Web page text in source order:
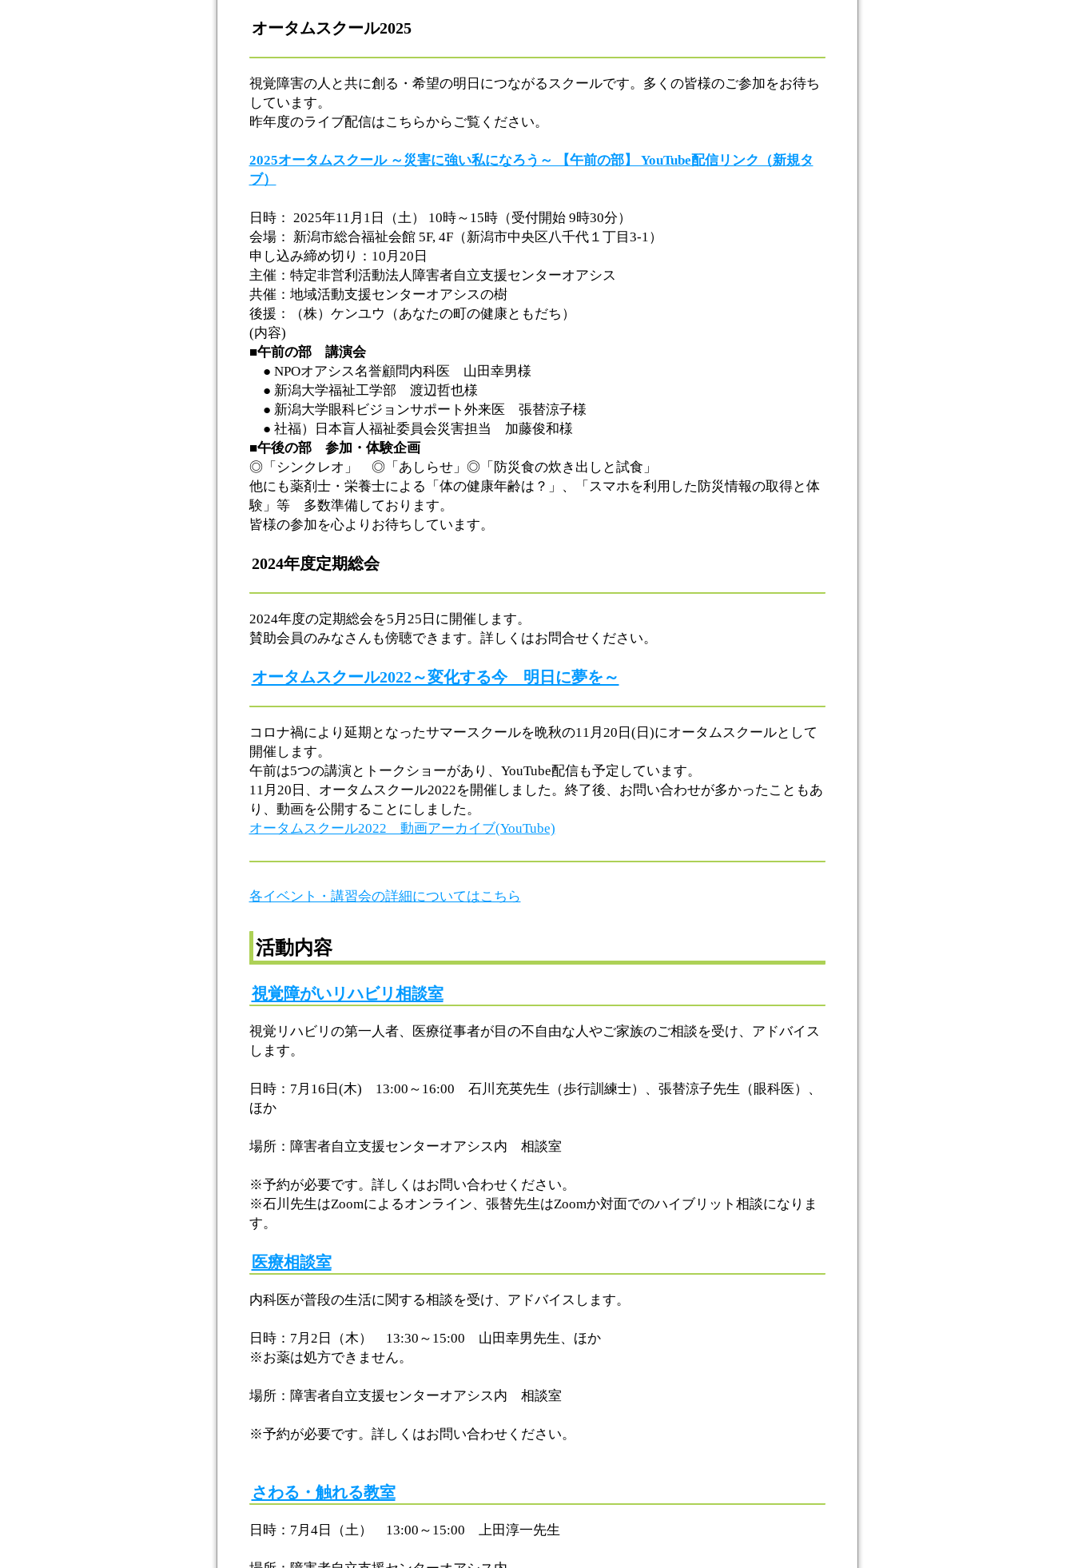
オータムスクール2025
視覚障害の人と共に創る・希望の明日につながるスクールです。多くの皆様のご参加をお待ち
しています。
昨年度のライブ配信はこちらからご覧ください。
2025オータムスクール ～災害に強い私になろう～ 【午前の部】 YouTube配信リンク（新規タ
ブ）
日時： 2025年11月1日（土） 10時～15時（受付開始 9時30分）
会場： 新潟市総合福祉会館 5F, 4F（新潟市中央区八千代１丁目3-1）
申し込み締め切り：10月20日
主催：特定非営利活動法人障害者自立支援センターオアシス
共催：地域活動支援センターオアシスの樹
後援：（株）ケンユウ（あなたの町の健康ともだち）
(内容)
■午前の部 講演会
● NPOオアシス名誉顧問内科医 山田幸男様
● 新潟大学福祉工学部 渡辺哲也様
● 新潟大学眼科ビジョンサポート外来医 張替涼子様
● 社福）日本盲人福祉委員会災害担当 加藤俊和様
■午後の部 参加・体験企画
◎「シンクレオ」 ◎「あしらせ」◎「防災食の炊き出しと試食」
他にも薬剤士・栄養士による「体の健康年齢は？」、「スマホを利用した防災情報の取得と体
験」等 多数準備しております。
皆様の参加を心よりお待ちしています。
2024年度定期総会
2024年度の定期総会を5月25日に開催します。
賛助会員のみなさんも傍聴できます。詳しくはお問合せください。
オータムスクール2022～変化する今 明日に夢を～
コロナ禍により延期となったサマースクールを晩秋の11月20日(日)にオータムスクールとして
開催します。
午前は5つの講演とトークショーがあり、YouTube配信も予定しています。
11月20日、オータムスクール2022を開催しました。終了後、お問い合わせが多かったこともあ
り、動画を公開することにしました。
オータムスクール2022 動画アーカイブ(YouTube)
各イベント・講習会の詳細についてはこちら
活動内容
視覚障がいリハビリ相談室
視覚リハビリの第一人者、医療従事者が目の不自由な人やご家族のご相談を受け、アドバイス
します。
日時：7月16日(木) 13:00～16:00 石川充英先生（歩行訓練士）、張替涼子先生（眼科医）、
ほか
場所：障害者自立支援センターオアシス内 相談室
※予約が必要です。詳しくはお問い合わせください。
※石川先生はZoomによるオンライン、張替先生はZoomか対面でのハイブリット相談になりま
す。
医療相談室
内科医が普段の生活に関する相談を受け、アドバイスします。
日時：7月2日（木） 13:30～15:00 山田幸男先生、ほか
※お薬は処方できません。
場所：障害者自立支援センターオアシス内 相談室
※予約が必要です。詳しくはお問い合わせください。
さわる・触れる教室
日時：7月4日（土） 13:00～15:00 上田淳一先生